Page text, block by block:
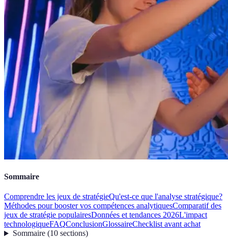
Sommaire
Comprendre les jeux de stratégieQu'est-ce que l'analyse stratégique?
Méthodes pour booster vos compétences analytiquesComparatif des
jeux de stratégie populairesDonnées et tendances 2026L'impact
technologiqueFAQConclusionGlossaireChecklist avant achat
Sommaire(10 sections)